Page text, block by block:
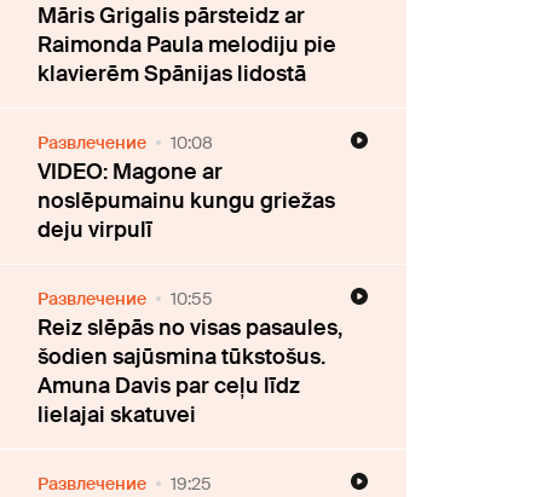
Māris Grigalis pārsteidz ar
Raimonda Paula melodiju pie
klavierēm Spānijas lidostā
Развлечение 10:08
VIDEO: Magone ar
noslēpumainu kungu griežas
deju virpulī
Развлечение 10:55
Reiz slēpās no visas pasaules,
šodien sajūsmina tūkstošus.
Amuna Davis par ceļu līdz
lielajai skatuvei
Развлечение 19:25